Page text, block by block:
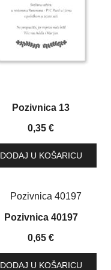
Pozivnica 13
0,35 €
DODAJ U KOŠARICU
Pozivnica 40197
0,65 €
DODAJ U KOŠARICU